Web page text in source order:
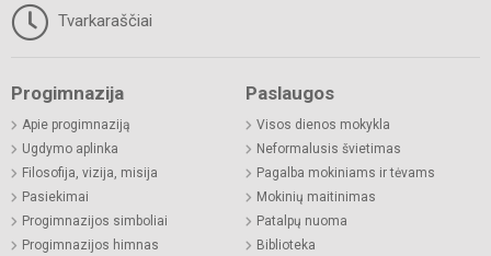
Tvarkaraščiai
Progimnazija
Apie progimnaziją
Ugdymo aplinka
Filosofija, vizija, misija
Pasiekimai
Progimnazijos simboliai
Progimnazijos himnas
Paslaugos
Visos dienos mokykla
Neformalusis švietimas
Pagalba mokiniams ir tėvams
Mokinių maitinimas
Patalpų nuoma
Biblioteka